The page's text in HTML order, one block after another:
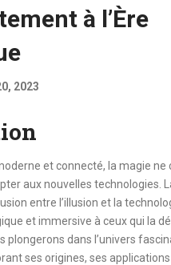
à l’Ère
2023
et connecté, la magie ne
aux nouvelles technologies.
entre l’illusion et la
et immersive à ceux qui la
plongerons dans l’univers
ses origines, ses